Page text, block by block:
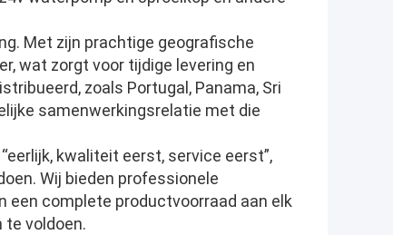
Met zijn prachtige geografische
wat zorgt voor tijdige levering en
zoals Portugal, Panama, Sri
samenwerkingsrelatie met die
kwaliteit eerst, service eerst”,
Wij bieden professionele
complete productvoorraad aan elk
te voldoen.